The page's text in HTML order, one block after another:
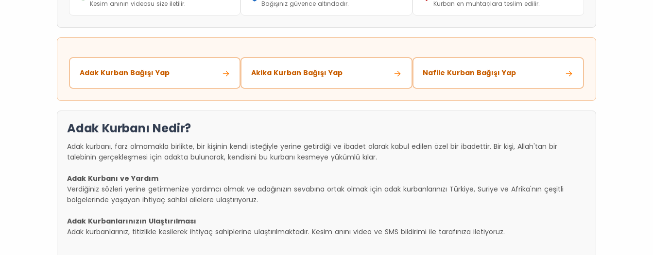
Kesim anının videosu size iletilir. Bağışınız güvence altındadır. Kurban en muhtaçlara teslim edilir.
Adak Kurban Bağışı Yap Akika Kurban Bağışı Yap Nafile Kurban Bağışı Yap
Adak Kurbanı Nedir?
Adak kurbanı, farz olmamakla birlikte, bir kişinin kendi isteğiyle yerine getirdiği ve ibadet olarak kabul edilen özel bir ibadettir. Bir kişi, Allah'tan bir
talebinin gerçekleşmesi için adakta bulunarak, kendisini bu kurbanı kesmeye yükümlü kılar.
Adak Kurbanı ve Yardım
Verdiğiniz sözleri yerine getirmenize yardımcı olmak ve adağınızın sevabına ortak olmak için adak kurbanlarınızı Türkiye, Suriye ve Afrika'nın çeşitli
bölgelerinde yaşayan ihtiyaç sahibi ailelere ulaştırıyoruz.
Adak Kurbanlarınızın Ulaştırılması
Adak kurbanlarınız, titizlikle kesilerek ihtiyaç sahiplerine ulaştırılmaktadır. Kesim anını video ve SMS bildirimi ile tarafınıza iletiyoruz.